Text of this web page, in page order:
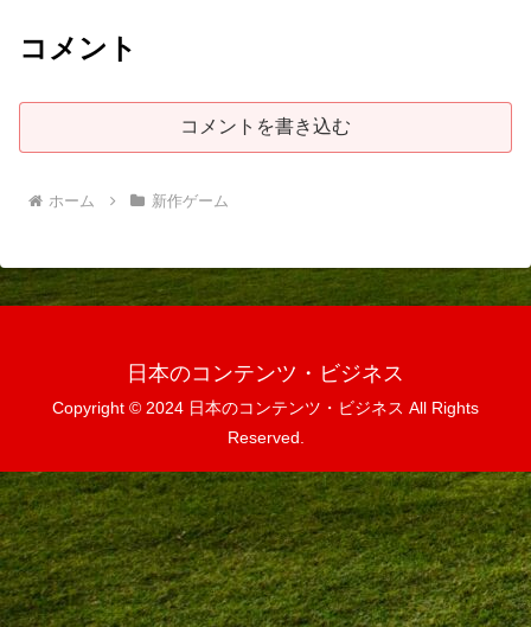
コメント
コメントを書き込む
ホーム 新作ゲーム
日本のコンテンツ・ビジネス
Copyright © 2024 日本のコンテンツ・ビジネス All Rights
Reserved.